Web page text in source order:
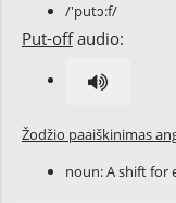
/'putɔ:f/
Put-offaudio:
Žodžio paaiškinimas
noun: A shift for